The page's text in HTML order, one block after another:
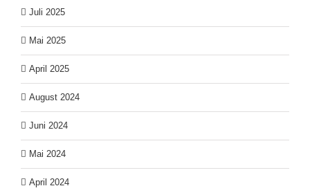
Juli 2025
Mai 2025
April 2025
August 2024
Juni 2024
Mai 2024
April 2024